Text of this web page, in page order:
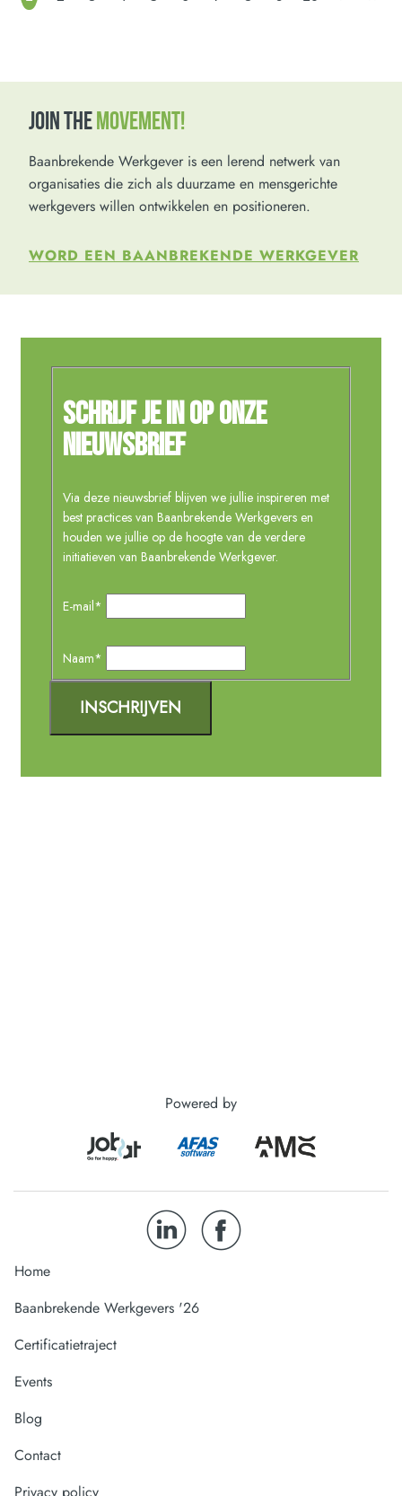
JOIN THEMOVEMENT!
Baanbrekende Werkgever is een lerend netwerk van
organisaties die zich als duurzame en mensgerichte
werkgevers willen ontwikkelen en positioneren.
WORD EEN BAANBREKENDE WERKGEVER
Powered by
Home
Baanbrekende Werkgevers '26
Certificatietraject
Events
Blog
Contact